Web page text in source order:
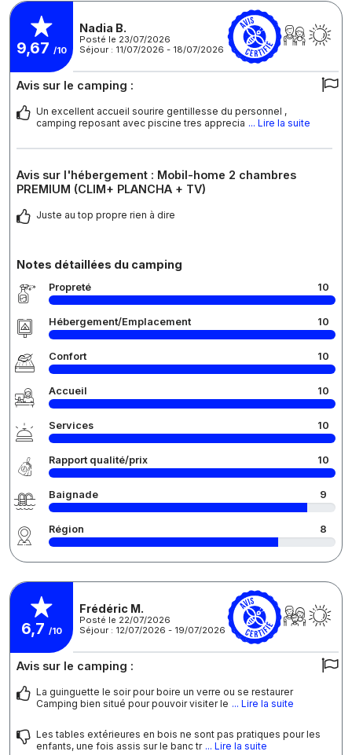
9,67 /10
Nadia B.
Posté le 23/07/2026
Séjour : 11/07/2026 - 18/07/2026
Avis sur le camping :
Un excellent accueil sourire gentillesse du personnel ,
camping reposant avec piscine tres apprecia ... Lire la suite
Avis sur l'hébergement : Mobil-home 2 chambres
PREMIUM (CLIM+ PLANCHA + TV)
Juste au top propre rien à dire
Notes détaillées du camping
Propreté 10
Hébergement/Emplacement 10
Confort 10
Accueil 10
Services 10
Rapport qualité/prix 10
Baignade 9
Région 8
6,7 /10
Frédéric M.
Posté le 22/07/2026
Séjour : 12/07/2026 - 19/07/2026
Avis sur le camping :
La guinguette le soir pour boire un verre ou se restaurer
Camping bien situé pour pouvoir visiter le ... Lire la suite
Les tables extérieures en bois ne sont pas pratiques pour les
enfants, une fois assis sur le banc tr ... Lire la suite